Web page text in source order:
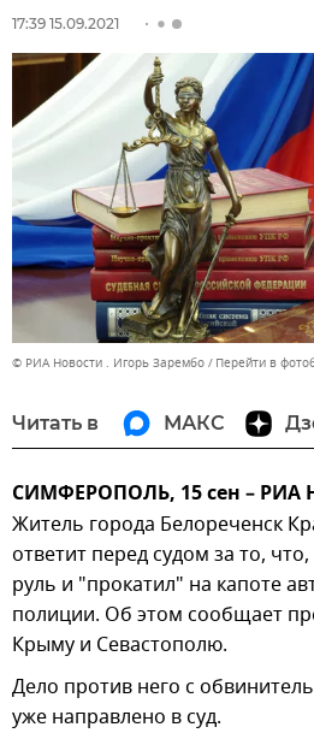
17:39 15.09.2021
© РИА Новости . Игорь Зарембо Перейти в
Читать в МАКС
СИМФЕРОПОЛЬ, 15 сен – РИА
Житель города Белореченск
ответит перед судом за то,
руль и "прокатил" на капоте
полиции. Об этом сообщает
Крыму и Севастополю.
Дело против него с
уже направлено в суд.